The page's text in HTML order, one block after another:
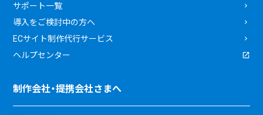
サポート一覧
導入をご検討中の方へ
ECサイト制作代行サービス
ヘルプセンター
制作会社・提携会社さまへ